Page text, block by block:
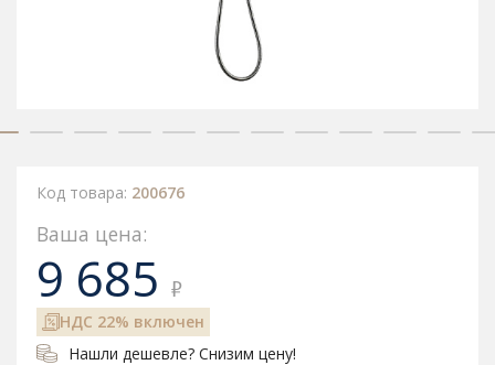
Код товара: 200676
Ваша цена:
9 685 ₽
НДС 22% включен
Нашли дешевле? Снизим цену!